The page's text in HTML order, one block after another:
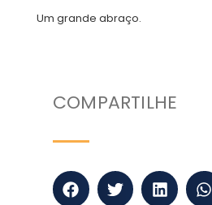
Um grande abraço.
COMPARTILHE